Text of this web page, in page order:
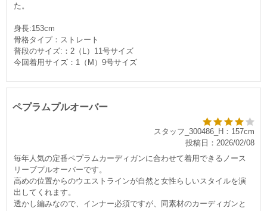
た。
身長:153cm
骨格タイプ：ストレート
普段のサイズ:：2（L）11号サイズ
今回着用サイズ：1（M）9号サイズ
ペプラムプルオーバー
スタッフ_300486_H：157cm
投稿日：2026/02/08
毎年人気の定番ペプラムカーディガンに合わせて着用できるノース
リーブプルオーバーです。
高めの位置からのウエストラインが自然と女性らしいスタイルを演
出してくれます。
透かし編みなので、インナー必須ですが、同素材のカーディガンと